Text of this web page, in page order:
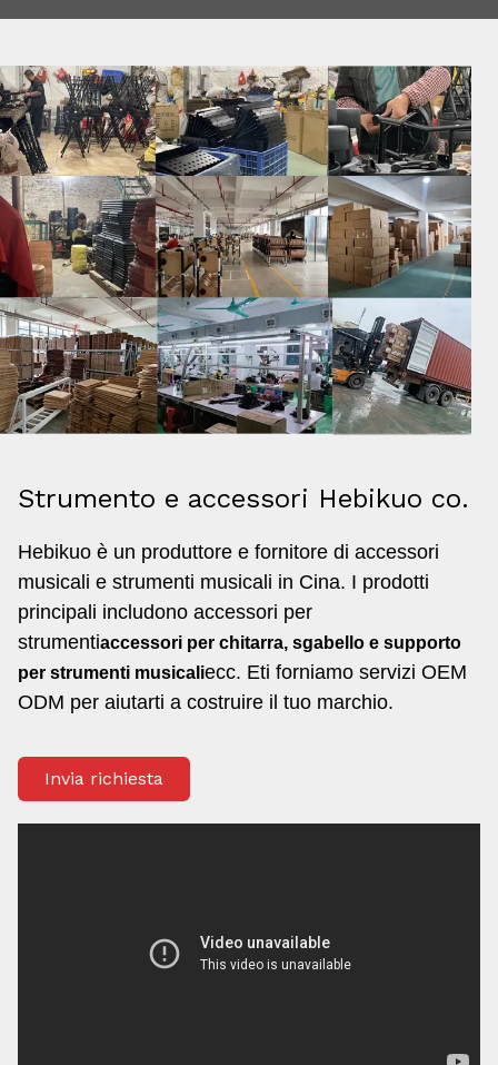
Strumento e accessori Hebikuo co.
Hebikuo è un produttore e fornitore di accessori
musicali e strumenti musicali in Cina. I prodotti
principali includono accessori per
strumentiaccessori per chitarra, sgabello e supporto
per strumenti musicaliecc. Eti forniamo servizi OEM
ODM per aiutarti a costruire il tuo marchio.
Invia richiesta